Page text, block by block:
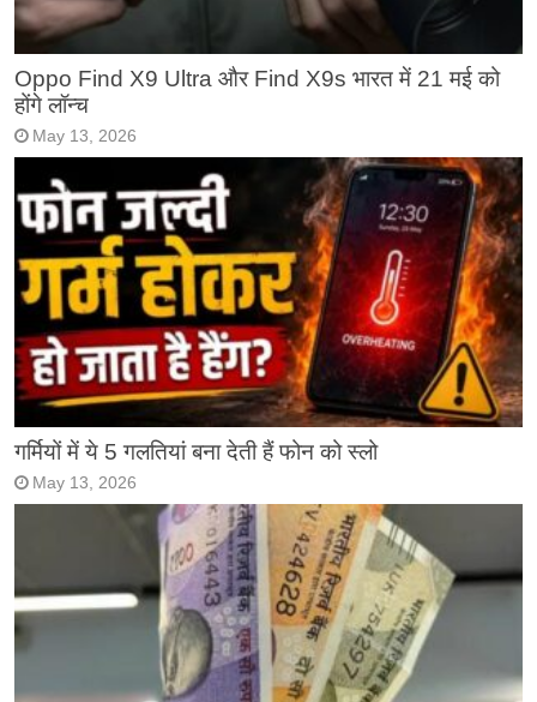
Oppo Find X9 Ultra और Find X9s भारत में 21 मई को
होंगे लॉन्च
May 13, 2026
गर्मियों में ये 5 गलतियां बना देती हैं फोन को स्लो
May 13, 2026